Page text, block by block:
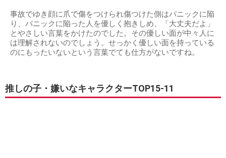
事故でゆき顔に爪で傷をつけられ傷つけた側はパニックに陥
り、パニックに陥った人を優しく抱きしめ、「大丈夫だよ」
とやさしい言葉をかけたのでした。その優しい面が中々人に
は理解されないのでしょう。せっかく優しい面を持っている
のにもったいないという言葉でても仕方がないですね。
推しの子・嫌いなキャラクターTOP15-11